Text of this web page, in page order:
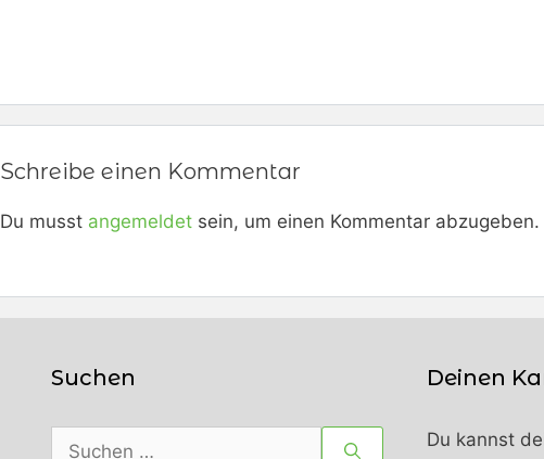
Schreibe einen Kommentar
Du musst angemeldet sein, um einen Kommentar abzugeben.
Suchen Deinen
Du kannst